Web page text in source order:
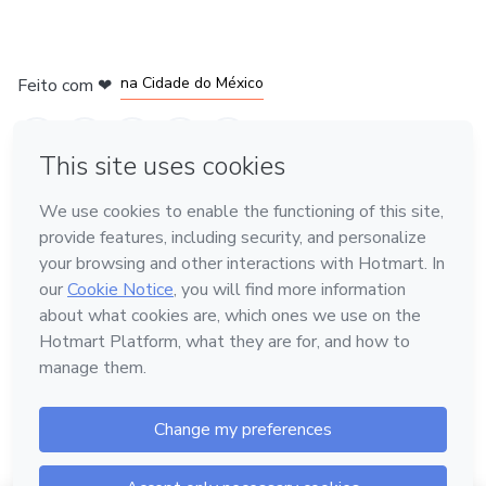
Feito com ❤ na Cidade do México
Conheça a Hotmart
Idioma
Português